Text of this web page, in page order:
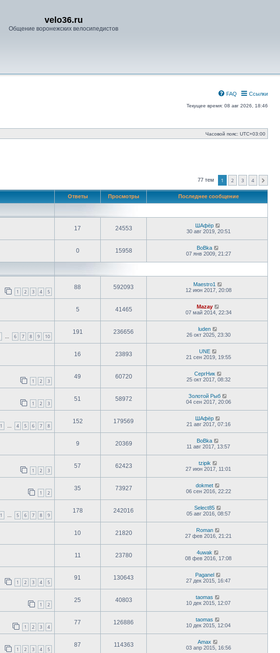
velo36.ru
Общение воронежских велосипедистов
Ссылки
FAQ
Текущее время: 08 авг 2026, 18:46
Часовой пояс: UTC+03:00
77 тем 1 2 3 4
Ответы Просмотры Последнее сообщение
17 24553
ШАфёр
30 авг 2019, 20:51
0 15958
BoBka
07 янв 2009, 21:27
1 2 3 4 5
88 592093
Maestro1
12 июн 2017, 20:08
5 41465
Mazay
07 май 2014, 22:34
6 7 8 9 10
191 236656
luden
26 окт 2025, 23:30
16 23893
UNE
21 сен 2019, 19:55
1 2 3
49 60720
СергНик
25 окт 2017, 08:32
1 2 3
51 58972
Золотой Рыб
04 сен 2017, 20:06
1 4 5 6 7 8
152 179569
ШАфёр
21 авг 2017, 07:16
9 20369
BoBka
11 авг 2017, 13:57
1 2 3
57 62423
tzipik
27 июн 2017, 11:01
1 2
35 73927
dokmet
06 сен 2016, 22:22
1 5 6 7 8 9
178 242016
Select85
05 авг 2016, 08:57
10 21820
Roman
27 фев 2016, 21:21
11 23780
4uwak
08 фев 2016, 17:08
1 2 3 4 5
91 130643
Paganel
27 дек 2015, 16:47
1 2
25 40803
taomas
10 дек 2015, 12:07
1 2 3 4
77 126886
taomas
10 дек 2015, 12:04
1 2 3 4 5
87 114363
Amax
03 апр 2015, 16:56